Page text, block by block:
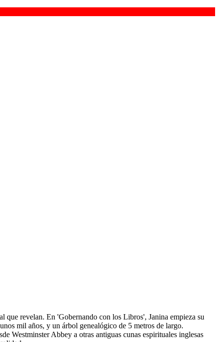
que revelan. En 'Gobernando con los Libros', Janina empieza su
mil años, y un árbol genealógico de 5 metros de largo.
Westminster Abbey a otras antiguas cunas espirituales inglesas